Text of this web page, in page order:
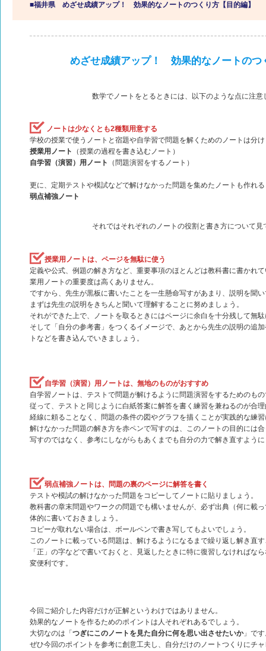
■福井県 めざせ成績アップ！ 効果的なノートのつくり方【目的編】
めざせ成績アップ！ 効果的なノートのつ
数学でノートをとるときには、以下のような点に注意
ノートは少なくとも2種類用意する
学校の授業で使うノートと宿題や自学習で問題を解くためのノートは分
授業用ノート
（授業の過程を書き込むノート）
自学習（演習）用ノート
（問題演習をするノート）
更に、定期テストや模試などで解けなかった問題を集めたノートも作れ
弱点補強ノート
それではそれぞれのノートの役割と書き方について見
授業用ノートは、ページを無駄に使う
定義や公式、例題の解き方など、重要事項のほとんどは教科書に書かれ
業用ノートの重要度は高くありません。
ですから、先生が黒板に書いたことを一生懸命写すがあまり、説明を聞
まずは先生の説明をきちんと聞いて理解することに努めましょう。
それができた上で、ノートを取るときにはページに余白を十分残して無
そして「自分の参考書」をつくるイメージで、あとから先生の説明の追
トなどを書き込んでいきましょう。
自学習（演習）用ノートは、無地のものがおすすめ
自学習ノートは、テストで問題が解けるように問題演習をするためのも
従って、テストと同じように白紙答案に解答を書く練習を兼ねるのが合
経線に頼ることなく、問題の条件の図やグラフを描くことが実践的な練
解けなかった問題の解き方を赤ペンで写すのは、このノートの目的には
写すのではなく、参考にしながらもあくまでも自分の力で解き直すよう
弱点補強ノートは、問題の裏のページに解答を書く
テストや模試の解けなかった問題をコピーしてノートに貼りましょう。
教科書の章末問題やワークの問題でも構いませんが、必ず出典（何に載
体的に書いておきましょう。
コピーが取れない場合は、ボールペンで書き写してもよいでしょう。
このノートに載っている問題は、解けるようになるまで繰り返し解き直
「正」の字などで書いておくと、見返したときに特に復習しなければな
変便利です。
今回ご紹介した内容だけが正解というわけではありません。
効果的なノートを作るためのポイントは人それぞれあるでしょう。
大切なのは「つぎにこのノートを見た自分に何を思い出させたいか」で
ぜひ今回のポイントを参考に創意工夫し、自分だけのノートつくりにチ